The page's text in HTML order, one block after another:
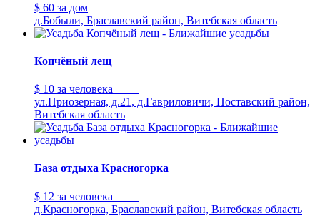
$ 60 за дом
д.Бобыли, Браславский район, Витебская область
Копчёный лещ
$ 10 за человека
ул.Приозерная, д.21, д.Гавриловичи, Поставский район,
Витебская область
База отдыха Красногорка
$ 12 за человека
д.Красногорка, Браславский район, Витебская область